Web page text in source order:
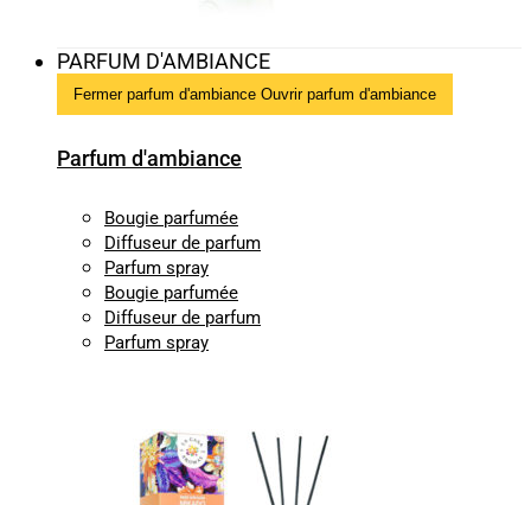
PARFUM D'AMBIANCE
Fermer parfum d'ambiance Ouvrir parfum d'ambiance
Parfum d'ambiance
Bougie parfumée
Diffuseur de parfum
Parfum spray
Bougie parfumée
Diffuseur de parfum
Parfum spray